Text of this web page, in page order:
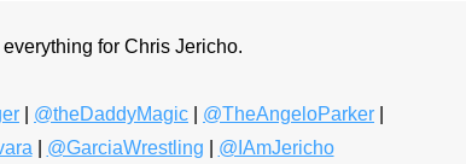
|@GarciaWrestling|@IAmJericho